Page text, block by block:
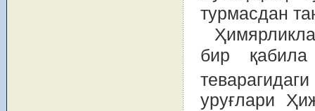
турмасдан
бир
уруғлари